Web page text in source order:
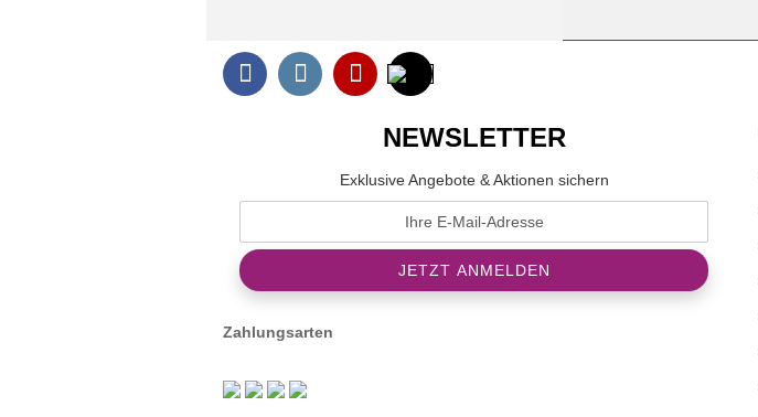
NEWSLETTER
Exklusive Angebote & Aktionen sichern
Zahlungsarten